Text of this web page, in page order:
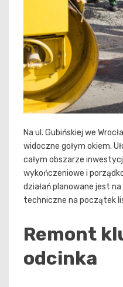
Na ul. Gubińskiej we
widoczne gołym okiem.
całym obszarze
wykończeniowe i
działań planowane jest
techniczne na początek
Remont
odcinka